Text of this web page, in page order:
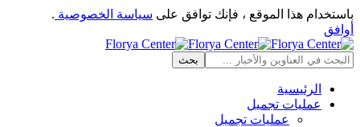
باستخدام هذا الموقع ، فإنك توافق على سياسة الخصوصية .
أوافق
الرئيسية
عمليات تجميل
عمليات تجميل